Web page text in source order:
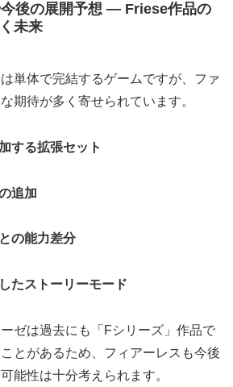
後の展開予想 ― Friese作品の
未来
単体で完結するゲームですが、ファ
期待が多く寄せられています。
する拡張セット
追加
の能力差分
たストーリーモード
ゼは過去にも「Fシリーズ」作品で
とがあるため、フィアーレスも今後
能性は十分考えられます。